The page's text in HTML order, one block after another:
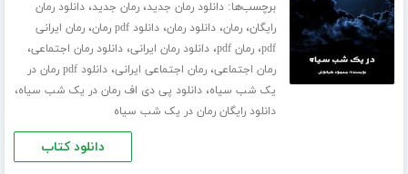
برچسب‌ها:دانلود رمان جدید،رمان جدید،دانلود رمان
رایگان،رمان،دانلود رمان،دانلود pdf رمان ،رمان ایرانی
pdf،رمان pdf ،دانلود رمان ایرانی،دانلود رمان اجتماعی،
رمان اجتماعی،رمان اجتماعی ایرانی،
دانلود pdf رمان در
یک شب سیاه،دانلود پی دی اف رمان در یک شب سیاه،
دانلود رایگان رمان در یک شب سیاه
دانلود کتاب